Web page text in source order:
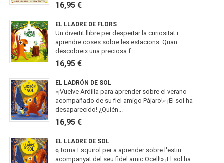
16,95 €
EL LLADRE DE FLORS
Un divertit llibre per despertar la curiositat i
aprendre coses sobre les estacions. Quan
descobreix una preciosa f...
16,95 €
EL LADRÓN DE SOL
«¡Vuelve Ardilla para aprender sobre el verano
acompañado de su fiel amigo Pájaro!» ¡El sol ha
desaparecido! ¿Quién...
16,95 €
EL LLADRE DE SOL
«¡Torna Esquirol per a aprender sobre l'estiu
acompanyat del seu fidel amic Ocell!» ¡El sol ha